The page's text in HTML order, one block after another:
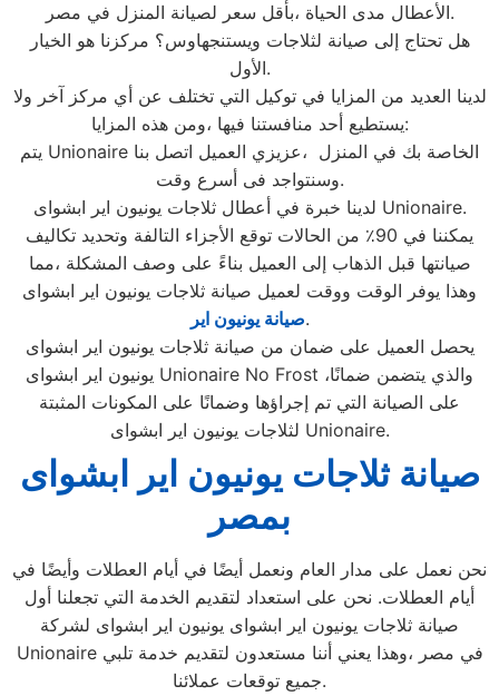
الأعطال مدى الحياة ،بأقل سعر لصيانة المنزل في مصر.
هل تحتاج إلى صيانة لثلاجات ويستنجهاوس؟ مركزنا هو الخيار
الأول.
لدينا العديد من المزايا في توكيل التي تختلف عن أي مركز آخر ولا
يستطيع أحد منافستنا فيها ،ومن هذه المزايا:
يتم Unionaire الخاصة بك في المنزل ،عزيزي العميل اتصل بنا
وسنتواجد فى أسرع وقت.
لدينا خبرة في أعطال ثلاجات يونيون اير ابشواى Unionaire.
يمكننا في 90٪ من الحالات توقع الأجزاء التالفة وتحديد تكاليف
صيانتها قبل الذهاب إلى العميل بناءً على وصف المشكلة ،مما
وهذا يوفر الوقت ووقت لعميل صيانة ثلاجات يونيون اير ابشواى
صيانة يونيون اير.
يحصل العميل على ضمان من صيانة ثلاجات يونيون اير ابشواى
يونيون اير ابشواى Unionaire No Frost ،والذي يتضمن ضمانًا
على الصيانة التي تم إجراؤها وضمانًا على المكونات المثبتة
لثلاجات يونيون اير ابشواى Unionaire.
صيانة ثلاجات يونيون اير ابشواى
بمصر
نحن نعمل على مدار العام ونعمل أيضًا في أيام العطلات وأيضًا في
أيام العطلات. نحن على استعداد لتقديم الخدمة التي تجعلنا أول
صيانة ثلاجات يونيون اير ابشواى يونيون اير ابشواى لشركة
Unionaire في مصر ،وهذا يعني أننا مستعدون لتقديم خدمة تلبي
جميع توقعات عملائنا.